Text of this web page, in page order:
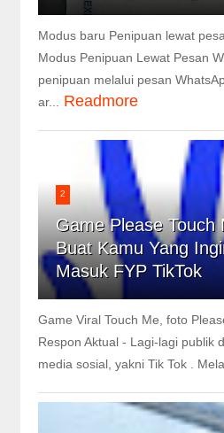
Modus baru Penipuan lewat
Modus Penipuan Lewat Pesan
penipuan melalui pesan
ar...
Readmore
2
Game Please Touch
Buat Kamu Yang
Masuk FYP TikTok
Game Viral Touch Me, foto
Respon Aktual - Lagi-lagi publik
media sosial, yakni Tik Tok .